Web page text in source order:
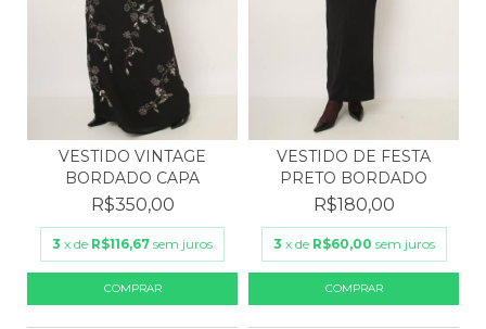
VESTIDO VINTAGE
BORDADO CAPA
R$350,00
3 x de R$116,67 sem juros
VESTIDO DE FESTA
PRETO BORDADO
R$180,00
3 x de R$60,00 sem juros